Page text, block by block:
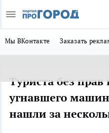
Мы ВКонтакте Заказать
Туриста без
угнавшего
нашли за